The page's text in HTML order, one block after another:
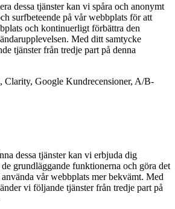
dessa tjänster kan vi spåra och anonymt
surfbeteende på vår webbplats för att
och kontinuerligt förbättra den
Med ditt samtycke
tjänster från tredje part på denna
Clarity, Google Kundrecensioner, A/B-
dessa tjänster kan vi erbjuda dig
grundläggande funktionerna och göra det
vår webbplats mer bekvämt. Med
vi följande tjänster från tredje part på